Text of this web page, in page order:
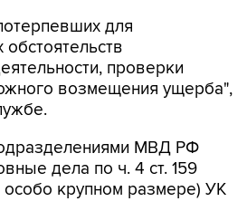
для
обстоятельств
проверки
возмещения ущерба",
МВД РФ
дела по ч. 4 ст. 159
крупном размере) УК